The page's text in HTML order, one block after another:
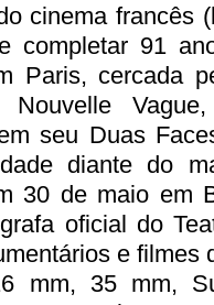
cinema francês
completar 91
Paris, cercada
Nouvelle
seu Duas
diante do
30 de maio em
oficial do
e filmes
mm, 35 mm,